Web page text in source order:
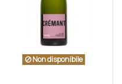
Non disponibile